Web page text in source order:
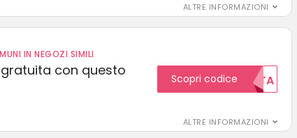
ALTRE INFORMAZIONI
IN NEGOZI SIMILI
con questo
ALTRE INFORMAZIONI
Scopri codiceGRATUITA